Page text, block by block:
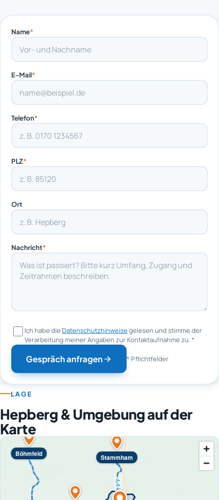
Name*
E-Mail*
Telefon*
PLZ*
Ort
Nachricht*
Ich habe die Datenschutzhinweise gelesen und stimme der
Verarbeitung meiner Angaben zur Kontaktaufnahme zu.*
Gespräch anfragen * Pflichtfelder
LAGE
Hepberg & Umgebung auf der
Karte
Stammham
Böhmfeld